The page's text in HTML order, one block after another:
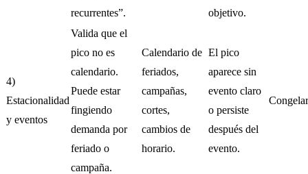
recurrentes”.
objetivo.
4)
Estacionalidad
y eventos
Valida que el
pico no es
calendario.
Puede estar
fingiendo
demanda por
feriado o
campaña.
Calendario de
feriados,
campañas,
cortes,
cambios de
horario.
El pico
aparece sin
evento claro
o persiste
después del
evento.
Congelar